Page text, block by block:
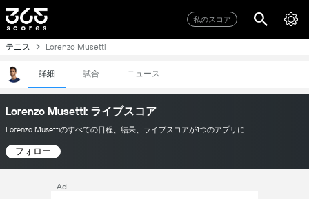
私のスコア
テニス Lorenzo Musetti
詳細 試合 ニュース
Lorenzo Musetti: ライブスコア
Lorenzo Musettiのすべての日程、結果、ライブスコアが1つのアプリに
フォロー
Ad